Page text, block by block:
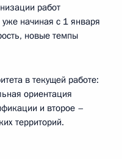
работ
начиная с 1 января
новые темпы
в текущей работе:
ориентация
и второе –
территорий.